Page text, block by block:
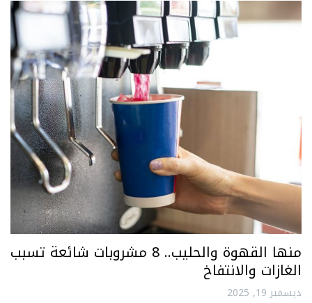
منها القهوة والحليب.. 8 مشروبات شائعة تسبب
الغازات والانتفاخ
ديسمبر 19, 2025